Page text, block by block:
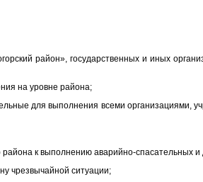
район», государственных и иных
на уровне района;
для выполнения всеми организациями,
к выполнению аварийно-спасательных и
чрезвычайной ситуации;